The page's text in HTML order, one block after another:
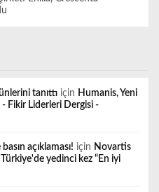
tanıttı için Humanis, Yeni
- Fikir Liderleri Dergisi -
açıklaması! için Novartis
yedinci kez “En iyi